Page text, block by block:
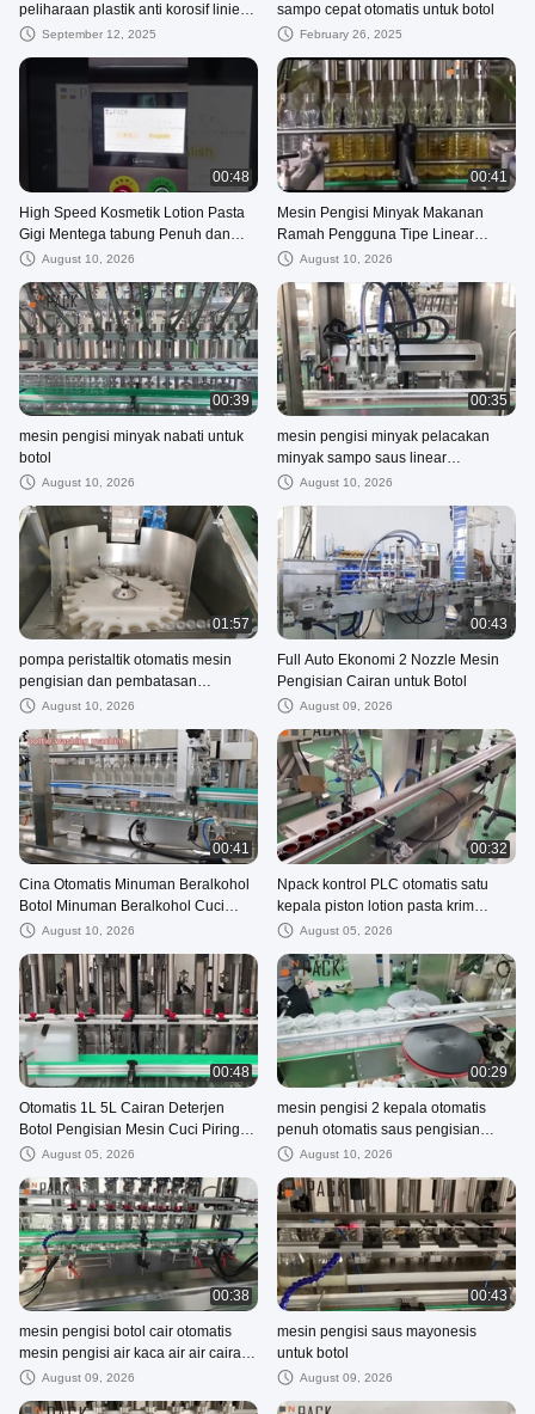
peliharaan plastik anti korosif linier
otomatis
September 12, 2025
sampo cepat otomatis untuk botol
February 26, 2025
00:48
High Speed Kosmetik Lotion Pasta
Gigi Mentega tabung Penuh dan
Mesin Penutup
August 10, 2026
00:41
Mesin Pengisi Minyak Makanan
Ramah Pengguna Tipe Linear
Otomatis Dengan Nozzles
August 10, 2026
00:39
mesin pengisi minyak nabati untuk
botol
August 10, 2026
00:35
mesin pengisi minyak pelacakan
minyak sampo saus linear
kecepatan tinggi otomatis
August 10, 2026
01:57
pompa peristaltik otomatis mesin
pengisian dan pembatasan
monoblok minyak cbd
August 10, 2026
00:43
Full Auto Ekonomi 2 Nozzle Mesin
Pengisian Cairan untuk Botol
August 09, 2026
00:41
Cina Otomatis Minuman Beralkohol
Botol Minuman Beralkohol Cuci
Mesin Pengisian Dan Capping
August 10, 2026
00:32
Npack kontrol PLC otomatis satu
kepala piston lotion pasta krim
kosmetik mesin pengisian
August 05, 2026
00:48
Otomatis 1L 5L Cairan Deterjen
Botol Pengisian Mesin Cuci Piring
Sabun Deterjen Botol Pengisian
August 05, 2026
00:29
mesin pengisi 2 kepala otomatis
penuh otomatis saus pengisian
larutan kaca toples pelacakan
August 10, 2026
00:38
mesin pengisi botol cair otomatis
mesin pengisi air kaca air air cairan
licinAugust 09, 2026
00:43
mesin pengisi saus mayonesis
untuk botol
August 09, 2026